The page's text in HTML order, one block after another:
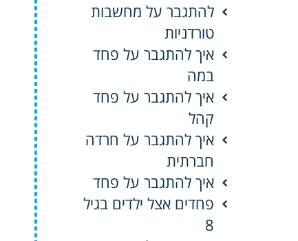
להתגבר על מחשבות
טורדניות
איך להתגבר על פחד
במה
איך להתגבר על פחד
קהל
איך להתגבר על חרדה
חברתית
איך להתגבר על פחד
פחדים אצל ילדים בגיל
8